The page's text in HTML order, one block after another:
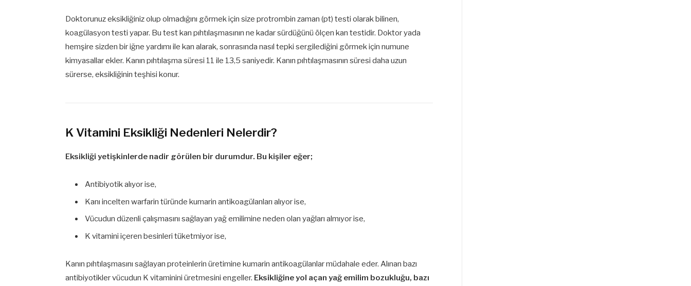
Doktorunuz eksikliğiniz olup olmadığını görmek için size protrombin zaman (pt) testi olarak bilinen,
koagülasyon testi yapar. Bu test kan pıhtılaşmasının ne kadar sürdüğünü ölçen kan testidir. Doktor yada
hemşire sizden bir iğne yardımı ile kan alarak, sonrasında nasıl tepki sergilediğini görmek için numune
kimyasallar ekler. Kanın pıhtılaşma süresi 11 ile 13,5 saniyedir. Kanın pıhtılaşmasının süresi daha uzun
sürerse, eksikliğinin teşhisi konur.
K Vitamini Eksikliği Nedenleri Nelerdir?
Eksikliği yetişkinlerde nadir görülen bir durumdur. Bu kişiler eğer;
Antibiyotik alıyor ise,
Kanı incelten warfarin türünde kumarin antikoagülanları alıyor ise,
Vücudun düzenli çalışmasını sağlayan yağ emilimine neden olan yağları almıyor ise,
K vitamini içeren besinleri tüketmiyor ise,
Kanın pıhtılaşmasını sağlayan proteinlerin üretimine kumarin antikoagülanlar müdahale eder. Alınan bazı
antibiyotikler vücudun K vitaminini üretmesini engeller. Eksikliğine yol açan yağ emilim bozukluğu, bazı